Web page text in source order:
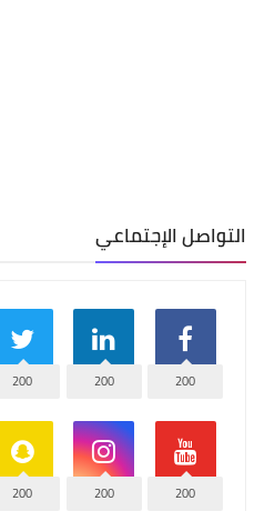
التواصل الإجتماعي
200
200
200
200
200
200